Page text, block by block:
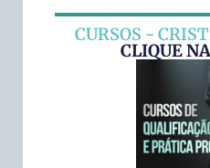
CURSOS -
CLIQUE